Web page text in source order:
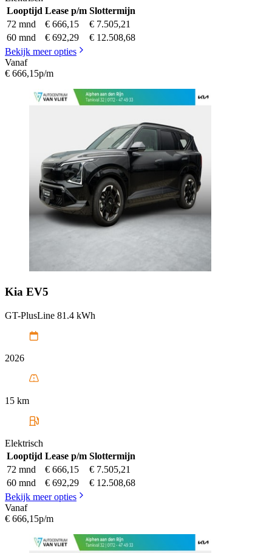
Looptijd Lease p/m Slottermijn
72 mnd
€ 666,15
€ 7.505,21
60 mnd
€ 692,29
€ 12.508,68
Bekijk meer opties
Vanaf
€ 666,15p/m
Kia EV5
GT-PlusLine 81.4 kWh
2026
15 km
Elektrisch
Looptijd Lease p/m Slottermijn
72 mnd
€ 666,15
€ 7.505,21
60 mnd
€ 692,29
€ 12.508,68
Bekijk meer opties
Vanaf
€ 666,15p/m